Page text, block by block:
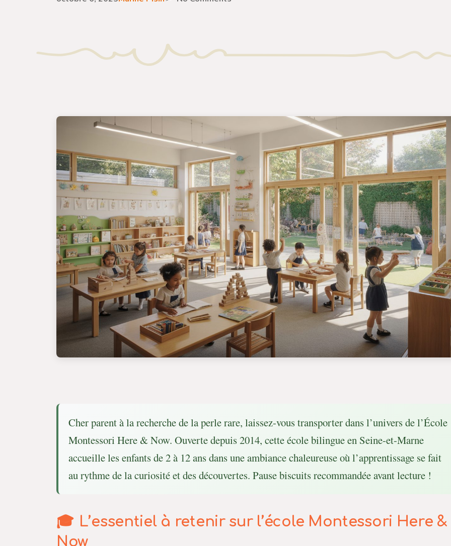
Cher parent à la recherche de la perle rare, laissez-vous transporter dans l’univers de l’École
Montessori Here & Now. Ouverte depuis 2014, cette école bilingue en Seine-et-Marne
accueille les enfants de 2 à 12 ans dans une ambiance chaleureuse où l’apprentissage se fait
au rythme de la curiosité et des découvertes. Pause biscuits recommandée avant lecture !
L’essentiel à retenir sur l’école Montessori Here &
Now